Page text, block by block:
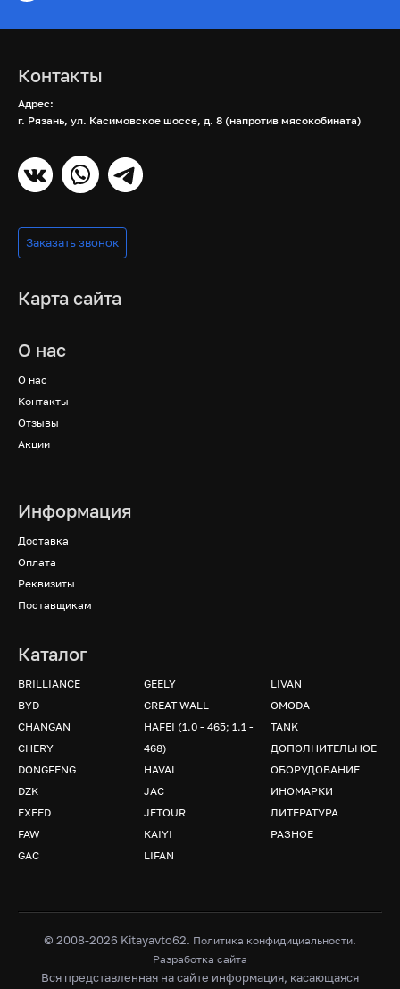
Контакты
Адрес:
г. Рязань, ул. Касимовское шоссе, д. 8 (напротив мясокобината)
Заказать звонок
Карта сайта
О нас
О нас
Контакты
Отзывы
Акции
Информация
Доставка
Оплата
Реквизиты
Поставщикам
Каталог
BRILLIANCE
BYD
CHANGAN
CHERY
DONGFENG
DZK
EXEED
FAW
GAC
GEELY
GREAT WALL
HAFEI (1.0 - 465; 1.1 -
468)
HAVAL
JAC
JETOUR
KAIYI
LIFAN
LIVAN
OMODA
TANK
ДОПОЛНИТЕЛЬНОЕ
ОБОРУДОВАНИЕ
ИНОМАРКИ
ЛИТЕРАТУРА
РАЗНОЕ
© 2008-2026 Kitayavto62. Политика конфидициальности.
Разработка сайта
Вся представленная на сайте информация, касающаяся